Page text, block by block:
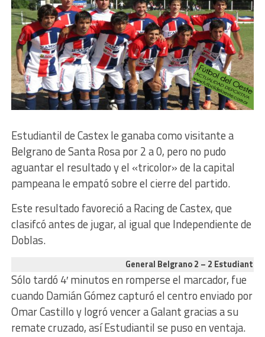
Estudiantil de Castex le ganaba como visitante a
Belgrano de Santa Rosa por 2 a 0, pero no pudo
aguantar el resultado y el «tricolor» de la capital
pampeana le empató sobre el cierre del partido.
Este resultado favoreció a Racing de Castex, que
clasifcó antes de jugar, al igual que Independiente de
Doblas.
General Belgrano 2 – 2 Estudiantil
Sólo tardó 4′ minutos en romperse el marcador, fue
cuando Damián Gómez capturó el centro enviado por
Omar Castillo y logró vencer a Galant gracias a su
remate cruzado, así Estudiantil se puso en ventaja.